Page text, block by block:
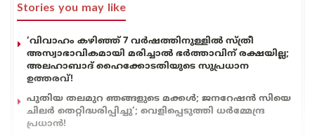
Stories you may like
‘വിവാഹം കഴിഞ്ഞ് 7 വർഷത്തിനുള്ളിൽ സ്ത്രീ
അസ്വാഭാവികമായി മരിച്ചാൽ ഭർത്താവിന് രക്ഷയില്ല;
അലഹാബാദ് ഹൈക്കോടതിയുടെ സുപ്രധാന
ഉത്തരവ്!
പുതിയ തലമുറ ഞങ്ങളുടെ മക്കൾ; ജനറേഷൻ സിയെ
ചിലർ തെറ്റിദ്ധരിപ്പിച്ചു’; വെളിപ്പെടുത്തി ധർമ്മേന്ദ്ര
പ്രധാൻ!